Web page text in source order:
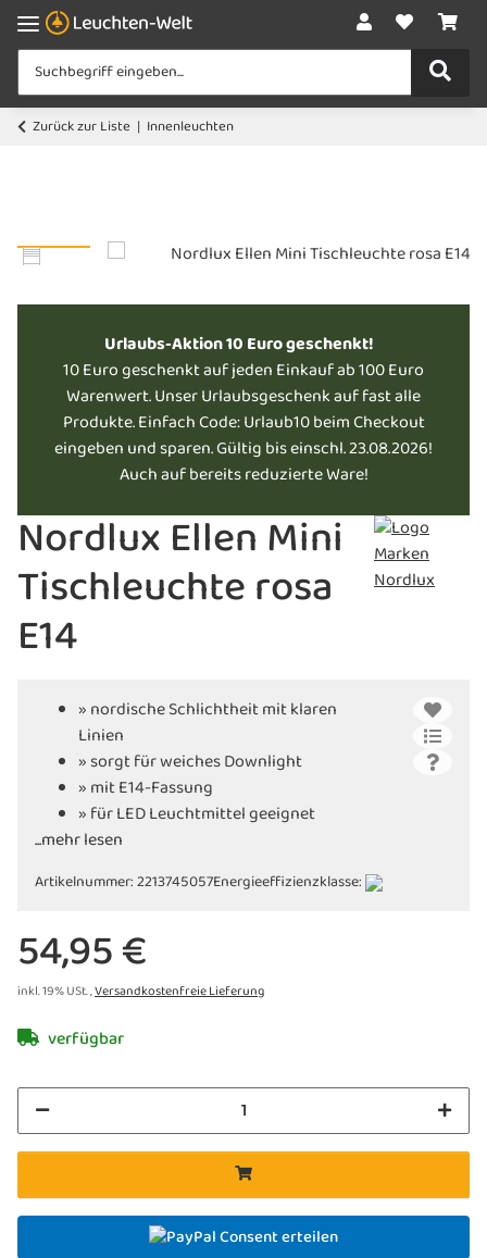
Zurück zur Liste Innenleuchten
Urlaubs-Aktion 10 Euro geschenkt!
10 Euro geschenkt auf jeden Einkauf ab 100 Euro
Warenwert. Unser Urlaubsgeschenk auf fast alle
Produkte. Einfach Code: Urlaub10 beim Checkout
eingeben und sparen. Gültig bis einschl. 23.08.2026!
Auch auf bereits reduzierte Ware!
Nordlux Ellen Mini
Tischleuchte rosa
E14
» nordische Schlichtheit mit klaren
Linien
» sorgt für weiches Downlight
» mit E14-Fassung
» für LED Leuchtmittel geeignet
...mehr lesen
Artikelnummer:2213745057Energieeffizienzklasse:
54,95 €
inkl. 19% USt. ,Versandkostenfreie Lieferung
verfügbar
Consent erteilen